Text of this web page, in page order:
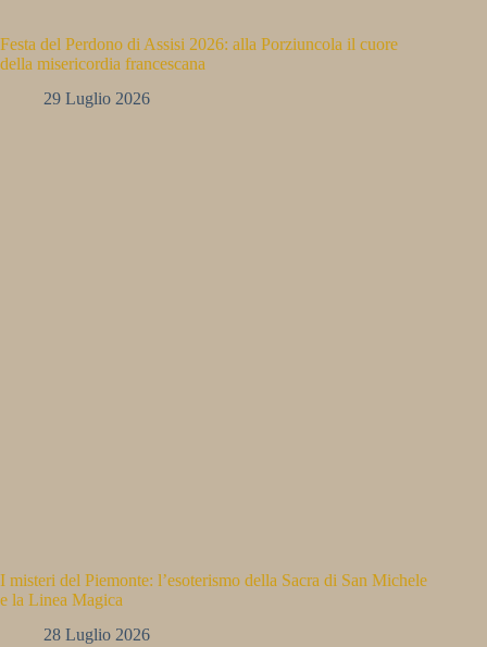
Festa del Perdono di Assisi 2026: alla Porziuncola il cuore
della misericordia francescana
29 Luglio 2026
I misteri del Piemonte: l’esoterismo della Sacra di San Michele
e la Linea Magica
28 Luglio 2026